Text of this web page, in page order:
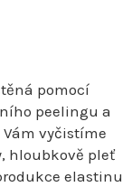
pomocí
peelingu a
vyčistíme
hloubkově pleť
elastinu